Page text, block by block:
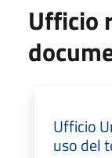
Ufficio
Ufficio
uso del